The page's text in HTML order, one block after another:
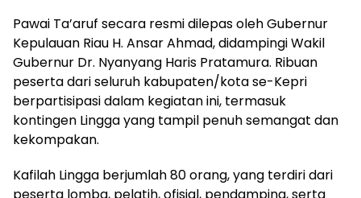
Pawai Ta’aruf secara resmi dilepas oleh Gubernur
Kepulauan Riau H. Ansar Ahmad, didampingi Wakil
Gubernur Dr. Nyanyang Haris Pratamura. Ribuan
peserta dari seluruh kabupaten/kota se-Kepri
berpartisipasi dalam kegiatan ini, termasuk
kontingen Lingga yang tampil penuh semangat dan
kekompakan.
Kafilah Lingga berjumlah 80 orang, yang terdiri dari
peserta lomba, pelatih, ofisial, pendamping, serta